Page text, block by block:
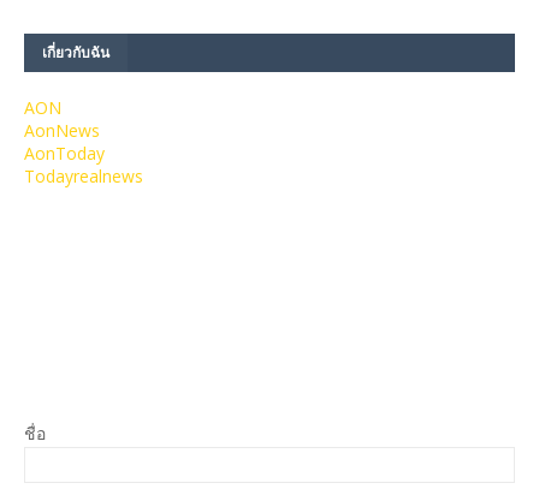
เกี่ยวกับฉัน
AON
AonNews
AonToday
Todayrealnews
ชื่อ